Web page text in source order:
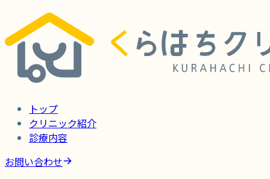
トップ
クリニック紹介
診療内容
お問い合わせ